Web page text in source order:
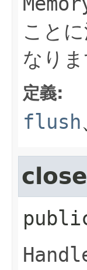
こと
なりま
定義:
flush
close